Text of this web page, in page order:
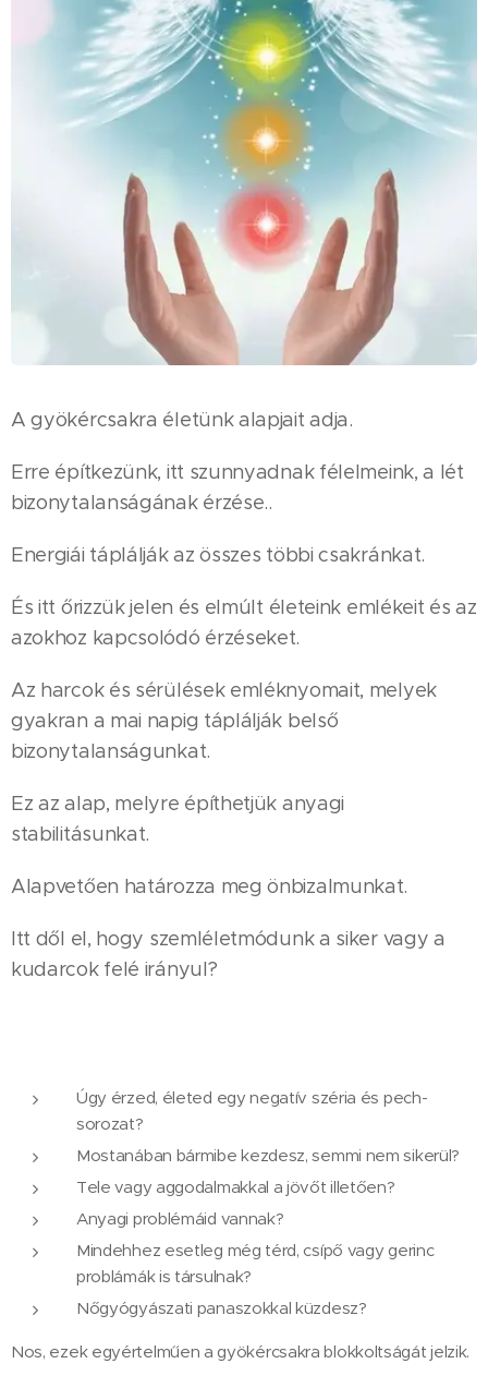
A gyökércsakra életünk alapjait adja.
Erre építkezünk, itt szunnyadnak félelmeink, a lét
bizonytalanságának érzése..
Energiái táplálják az összes többi csakránkat.
És itt őrizzük jelen és elmúlt életeink emlékeit és az
azokhoz kapcsolódó érzéseket.
Az harcok és sérülések emléknyomait, melyek
gyakran a mai napig táplálják belső
bizonytalanságunkat.
Ez az alap, melyre építhetjük anyagi
stabilitásunkat.
Alapvetően határozza meg önbizalmunkat.
Itt dől el, hogy szemléletmódunk a siker vagy a
kudarcok felé irányul?
Úgy érzed, életed egy negatív széria és pech-
sorozat?
Mostanában bármibe kezdesz, semmi nem sikerül?
Tele vagy aggodalmakkal a jövőt illetően?
Anyagi problémáid vannak?
Mindehhez esetleg még térd, csípő vagy gerinc
problámák is társulnak?
Nőgyógyászati panaszokkal küzdesz?
Nos, ezek egyértelműen a gyökércsakra blokkoltságát jelzik.